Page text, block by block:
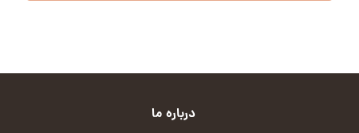
درباره ما